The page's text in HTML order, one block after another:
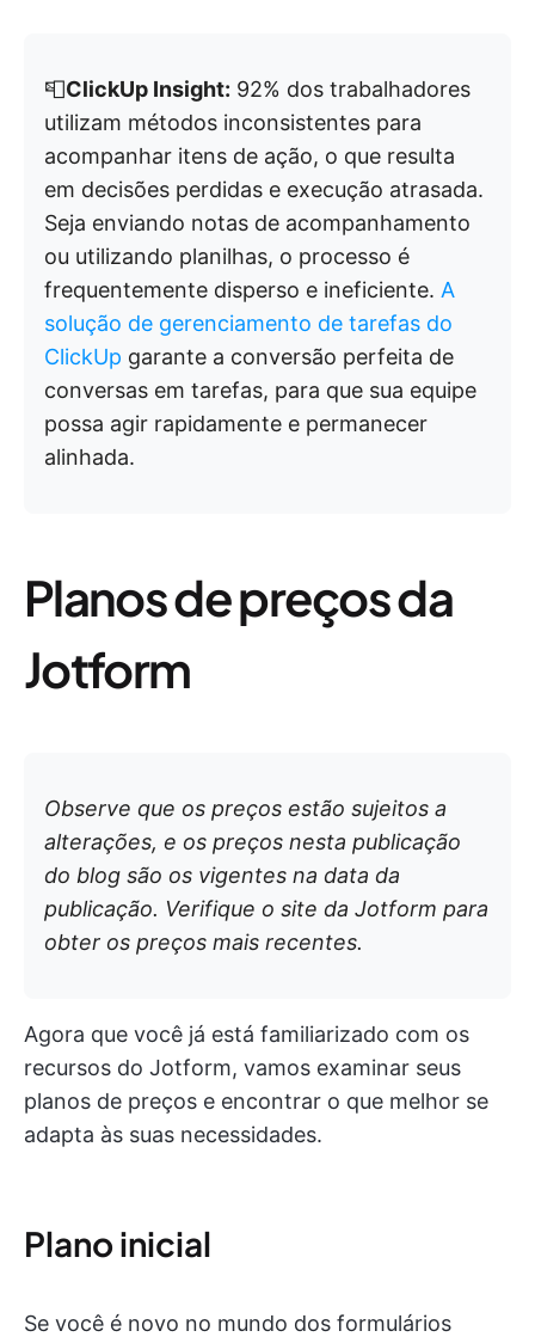
📮ClickUp Insight: 92% dos trabalhadores
utilizam métodos inconsistentes para
acompanhar itens de ação, o que resulta
em decisões perdidas e execução atrasada.
Seja enviando notas de acompanhamento
ou utilizando planilhas, o processo é
frequentemente disperso e ineficiente. A
solução de gerenciamento de tarefas do
ClickUp garante a conversão perfeita de
conversas em tarefas, para que sua equipe
possa agir rapidamente e permanecer
alinhada.
Planos de preços da
Jotform
Observe que os preços estão sujeitos a
alterações, e os preços nesta publicação
do blog são os vigentes na data da
publicação. Verifique o site da Jotform para
obter os preços mais recentes.
Agora que você já está familiarizado com os
recursos do Jotform, vamos examinar seus
planos de preços e encontrar o que melhor se
adapta às suas necessidades.
Plano inicial
Se você é novo no mundo dos formulários